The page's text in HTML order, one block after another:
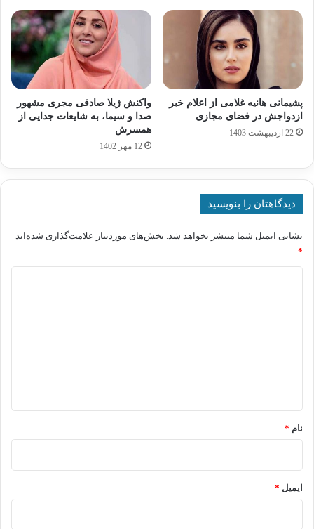
پشیمانی هانیه غلامی از اعلام خبر
ازدواجش در فضای مجازی
22 اردیبهشت 1403
واکنش ژیلا صادقی مجری مشهور
صدا و سیما، به شایعات جدایی از
همسرش
12 مهر 1402
دیدگاهتان را بنویسید
نشانی ایمیل شما منتشر نخواهد شد. بخش‌های موردنیاز علامت‌گذاری شده‌اند
*
نام *
ایمیل *